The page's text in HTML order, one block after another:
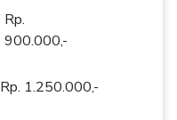
Rp.
900.000,-
Rp. 1.250.000,-